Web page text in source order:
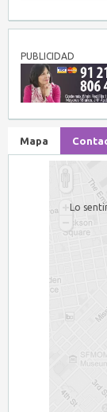
PUBLICIDAD
Mapa
Lo